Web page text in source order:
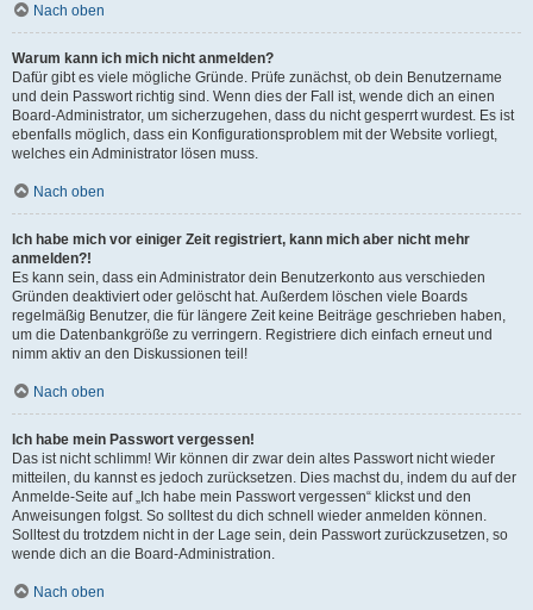
Nach oben
Warum kann ich mich nicht anmelden?
Dafür gibt es viele mögliche Gründe. Prüfe zunächst, ob dein Benutzername
und dein Passwort richtig sind. Wenn dies der Fall ist, wende dich an einen
Board-Administrator, um sicherzugehen, dass du nicht gesperrt wurdest. Es ist
ebenfalls möglich, dass ein Konfigurationsproblem mit der Website vorliegt,
welches ein Administrator lösen muss.
Nach oben
Ich habe mich vor einiger Zeit registriert, kann mich aber nicht mehr
anmelden?!
Es kann sein, dass ein Administrator dein Benutzerkonto aus verschieden
Gründen deaktiviert oder gelöscht hat. Außerdem löschen viele Boards
regelmäßig Benutzer, die für längere Zeit keine Beiträge geschrieben haben,
um die Datenbankgröße zu verringern. Registriere dich einfach erneut und
nimm aktiv an den Diskussionen teil!
Nach oben
Ich habe mein Passwort vergessen!
Das ist nicht schlimm! Wir können dir zwar dein altes Passwort nicht wieder
mitteilen, du kannst es jedoch zurücksetzen. Dies machst du, indem du auf der
Anmelde-Seite auf „Ich habe mein Passwort vergessen“ klickst und den
Anweisungen folgst. So solltest du dich schnell wieder anmelden können.
Solltest du trotzdem nicht in der Lage sein, dein Passwort zurückzusetzen, so
wende dich an die Board-Administration.
Nach oben